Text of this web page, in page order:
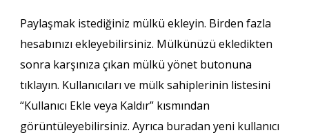
Paylaşmak istediğiniz mülkü ekleyin. Birden fazla
hesabınızı ekleyebilirsiniz. Mülkünüzü ekledikten
sonra karşınıza çıkan mülkü yönet butonuna
tıklayın. Kullanıcıları ve mülk sahiplerinin listesini
“Kullanıcı Ekle veya Kaldır” kısmından
görüntüleyebilirsiniz. Ayrıca buradan yeni kullanıcı